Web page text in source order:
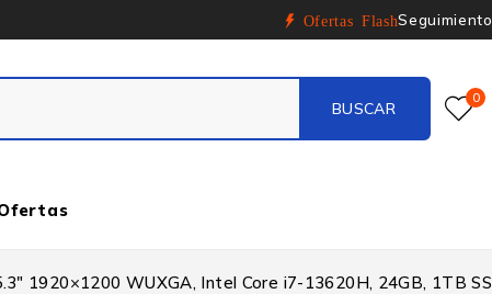
Ofertas Flash
0
1920×1200 WUXGA, Intel Core i7-13620H, 24GB, 1TB